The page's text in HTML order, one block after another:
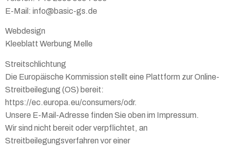
E-Mail: info@basic-gs.de
Webdesign
Kleeblatt Werbung Melle
Streitschlichtung
Die Europäische Kommission stellt eine Plattform zur Online-
Streitbeilegung (OS) bereit:
https://ec.europa.eu/consumers/odr.
Unsere E-Mail-Adresse finden Sie oben im Impressum.
Wir sind nicht bereit oder verpflichtet, an
Streitbeilegungsverfahren vor einer